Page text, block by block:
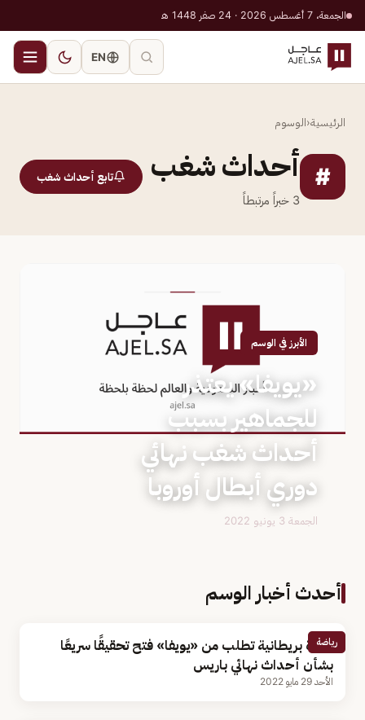
الجمعة، 7 أغسطس 2026 · 24 صفر 1448 هـ
EN
الرئيسية‹الوسوم
# أحداث شغب
3 خبراً مرتبطاً
تابع أحداث شغب
الأبرز في الوسم
«يويفا» يعتذر
للجماهير بسبب
أحداث شغب نهائي
دوري أبطال أوروبا
الجمعة 3 يونيو 2022
أحدث أخبار الوسم
رياضة
وزيرة بريطانية تطلب من «يويفا» فتح تحقيقًا سريعًا
بشأن أحداث نهائي باريس
الأحد 29 مايو 2022